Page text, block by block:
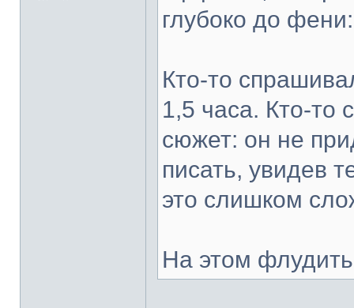
глубоко до
Кто-то
1,5 часа. Кто-то
сюжет: он не
писать, увидев
это слишком
На этом